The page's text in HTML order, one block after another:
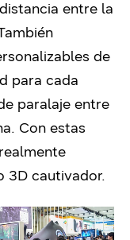
entre la
de
para cada
paralaje entre
Con estas
3D cautivador.